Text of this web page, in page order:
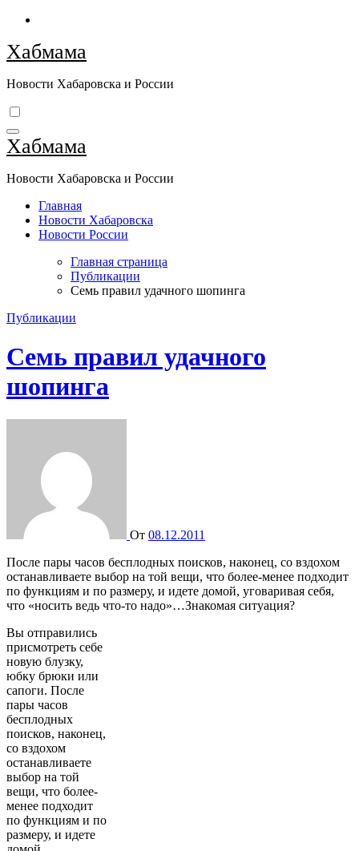
Перейти
содержимому
Хабмама
Новости Хабаровска и России
Хабмама
Новости Хабаровска и России
Главная
Новости Хабаровска
Новости России
Главная страница
Публикации
Семь правил удачного шопинга
Публикации
Семь правил удачного
шопинга
От 08.12.2011
После пары часов бесплодных поисков, наконец, со вздохом
останавливаете выбор на той вещи, что более-менее подходит
по функциям и по размеру, и идете домой, уговаривая себя,
что «носить ведь что-то надо»…Знакомая ситуация?
Вы отправились
присмотреть себе
новую блузку,
юбку брюки или
сапоги. После
пары часов
бесплодных
поисков, наконец,
со вздохом
останавливаете
выбор на той
вещи, что более-
менее подходит
по функциям и по
размеру, и идете